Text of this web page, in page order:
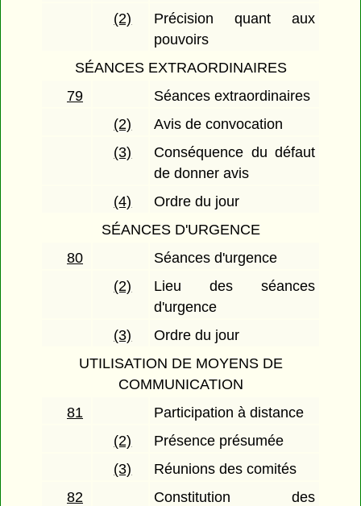
(2)
Précision quant aux
pouvoirs
SÉANCES EXTRAORDINAIRES
79
Séances extraordinaires
(2)
Avis de convocation
(3)
Conséquence du défaut
de donner avis
(4)
Ordre du jour
SÉANCES D'URGENCE
80
Séances d'urgence
(2)
Lieu des séances
d'urgence
(3)
Ordre du jour
UTILISATION DE MOYENS DE
COMMUNICATION
81
Participation à distance
(2)
Présence présumée
(3)
Réunions des comités
82
Constitution des